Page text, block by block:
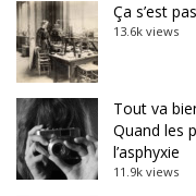
Ça s’est
13.6k views
Tout va
Quand les
l’asphyxie
11.9k views